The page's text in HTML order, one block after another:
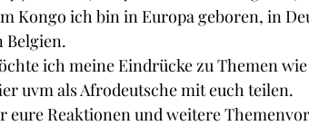
Kongo ich bin in Europa geboren, in
Belgien.
ich meine Eindrücke zu Themen
uvm als Afrodeutsche mit euch teilen.
eure Reaktionen und weitere